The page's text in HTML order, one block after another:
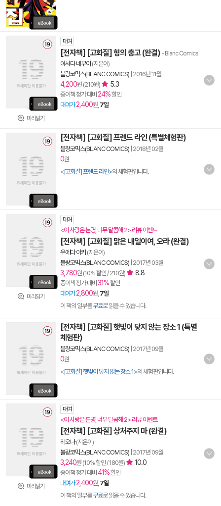
미리읽기
대여
[전자책] [고화질] 형의 충고 (완결) - Blanc Comics
아사다 네무이 (지은이)
블랑코믹스(BLANC COMICS) 2016년 11월
4,200원 (210원) 5.3
종이책 정가 대비 24%할인
대여가 2,400원, 7일
[전자책] [고화질] 프렌드 라인 (특별체험판)
블랑코믹스(BLANC COMICS) 2018년 02월
0원
<[고화질] 프렌드 라인>의 체험판입니다.
미리읽기
대여
<이 사랑은 분명, 너무 달콤해 2> 리뷰 이벤트
[전자책] [고화질] 맑은 내일이여, 오라 (완결)
우에다 아키 (지은이)
블랑코믹스(BLANC COMICS) 2017년 03월
3,780원 (10% 할인 / 210원) 8.8
종이책 정가 대비 31%할인
대여가 2,800원, 7일
이 책의 일부를무료로 읽을 수 있습니다.
[전자책] [고화질] 햇빛이 닿지 않는 장소 1 (특별
체험판)
블랑코믹스(BLANC COMICS) 2017년 09월
0원
<[고화질] 햇빛이 닿지 않는 장소 1>의 체험판입니다.
미리읽기
대여
<이 사랑은 분명, 너무 달콤해 2> 리뷰 이벤트
[전자책] [고화질] 상처주지 마 (완결)
리오나(지은이)
블랑코믹스(BLANC COMICS) 2017년 09월
3,240원 (10% 할인 / 180원) 10.0
종이책 정가 대비 41%할인
대여가 2,400원, 7일
이 책의 일부를무료로 읽을 수 있습니다.